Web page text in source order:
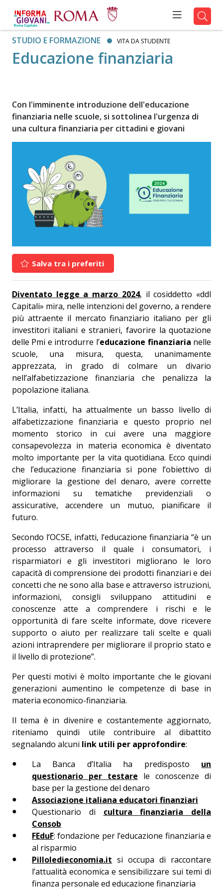
STUDIO E FORMAZIONE VITA DA STUDENTE
Educazione finanziaria
Con l'imminente introduzione dell'educazione
finanziaria nelle scuole, si sottolinea l'urgenza di
una cultura finanziaria per cittadini e giovani
Salva tra i preferiti
Diventato legge a marzo 2024, il cosiddetto «ddl
Capitali» mira, nelle intenzioni del governo, a rendere
più attraente il mercato finanziario italiano per gli
investitori italiani e stranieri, favorire la quotazione
delle Pmi e introdurre l’educazione finanziaria nelle
scuole, una misura, questa, unanimamente
apprezzata, in grado di colmare un divario
nell’alfabetizzazione finanziaria che penalizza la
popolazione italiana.
L’Italia, infatti, ha attualmente un basso livello di
alfabetizzazione finanziaria e questo proprio nel
momento storico in cui avere una maggiore
consapevolezza in materia economica è diventato
molto importante per la vita quotidiana. Ecco quindi
che l’educazione finanziaria si pone l’obiettivo di
migliorare la gestione del denaro, avere corrette
informazioni su tematiche previdenziali o
assicurative, accendere un mutuo, pianificare il
futuro.
Secondo l’OCSE, infatti, l’educazione finanziaria “è un
processo attraverso il quale i consumatori, i
risparmiatori e gli investitori migliorano le loro
capacità di comprensione dei prodotti finanziari e dei
concetti che ne sono alla base e attraverso istruzioni,
informazioni, consigli sviluppano attitudini e
conoscenze atte a comprendere i rischi e le
opportunità di fare scelte informate, dove ricevere
supporto o aiuto per realizzare tali scelte e quali
azioni intraprendere per migliorare il proprio stato e
il livello di protezione”.
Per questi motivi è molto importante che le giovani
generazioni aumentino le competenze di base in
materia economico-finanziaria.
Il tema è in divenire e costantemente aggiornato,
riteniamo quindi utile contribuire al dibattito
segnalando alcuni link utili per approfondire:
La Banca d’Italia ha predisposto un
questionario per testare le conoscenze di
base per la gestione del denaro
Associazione italiana educatori finanziari
Questionario di cultura finanziaria della
Consob
FEduF: fondazione per l’educazione finanziaria e
al risparmio
Pilloledieconomia.it si occupa di raccontare
l’attualità economica e sensibilizzare sui temi di
finanza personale ed educazione finanziaria